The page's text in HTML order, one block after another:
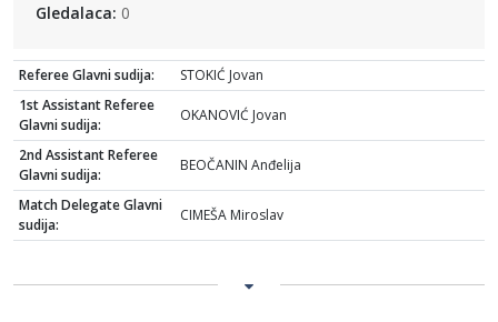
Gledalaca: 0
Referee Glavni sudija:
STOKIĆ Jovan
1st Assistant Referee
Glavni sudija:
OKANOVIĆ Jovan
2nd Assistant Referee
Glavni sudija:
BEOČANIN Anđelija
Match Delegate Glavni
sudija:
CIMEŠA Miroslav